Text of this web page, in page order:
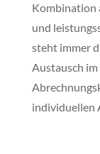
Kombination
und
steht immer
Austausch
individuellen